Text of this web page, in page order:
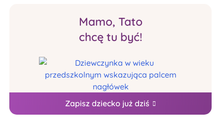
Mamo, Tato
chcę tu być!
Zapisz dziecko już dziś